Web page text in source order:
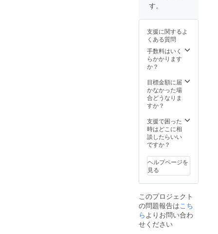
のアプ
かって
オンラ
イン
デート
（60分
が楽し
めま
す！ ■
お渡し
日開催
される
お渡し
撮影会
程度）1
回開催
にも参
加・撮
頂き、
完成し
た写真
集をお
渡しい
す。 ■
入り写
真集
ご本人
の直筆
サイン
真集を
１冊 ■
お礼の
動画
が撮影
したお
礼動画
■生写真
写真集
には載
せてい
ない写
写真１
０枚 ■
撮影衣
装提供
撮影
に参加
き、作
品ので
きる過
程をご
覧いた
す。 ま
た、後
日行わ
れるお
影会
（60分
程度）
を２回
ライン
デート
（60分
程度）
できま
す。 ■
サイン
入り写
真集
＋ファ
レスト
ランで
お食事
デート
90分
円のお
食事券
提
供）】
150,000
円 ■サ
イン入
り写真
本人の
直筆サ
イン入
り写真
冊 ■お
礼の動
画 ご
本人が
撮影し
す。
支援に関するよ
くある質問
手数料はいく
らかかります
か？
目標金額に届
かなかった場
合どうなりま
すか？
支援で困った
時はどこに相
談したらいい
ですか？
ヘルプページを
見る
このプロジェクト
の問題報告はこち
らよりお問い合わ
せください